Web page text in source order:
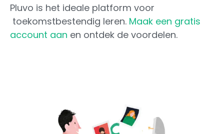
Pluvo is het ideale platform voor
toekomstbestendig leren. Maak een gratis
account aan en ontdek de voordelen.